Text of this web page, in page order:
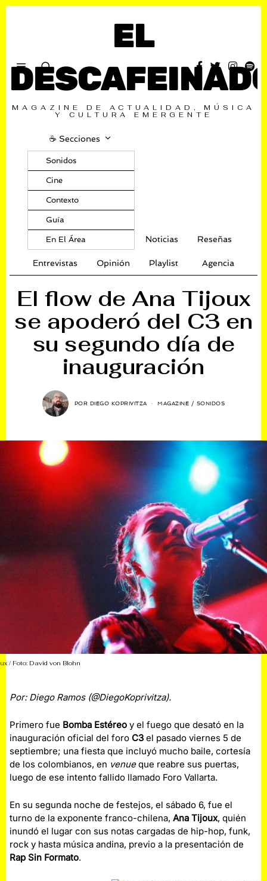
EL
MAGAZINE DE ACTUALIDAD, MÚSICA
Y CULTURA EMERGENTE
☕️ Secciones
Sonidos
Cine
Contexto
Guía
En El Área Noticias Reseñas
Entrevistas Opinión Playlist Agencia
El flow de Ana Tijoux
se apoderó del C3 en
su segundo día de
inauguración
POR DIEGO KOPRIVITZA MAGAZINE / SONIDOS
/ Foto: David von Blohn
Por: Diego Ramos (@DiegoKoprivitza).
Primero fue Bomba Estéreo y el fuego que desató en la
inauguración oficial del foro C3 el pasado viernes 5 de
septiembre; una fiesta que incluyó mucho baile, cortesía
de los colombianos, en venueque reabre sus puertas,
luego de ese intento fallido llamado Foro Vallarta.
En su segunda noche de festejos, el sábado 6, fue el
turno de la exponente franco-chilena,Ana Tijoux, quién
inundó el lugar con sus notas cargadas de hip-hop, funk,
rock y hasta música andina, previo a la presentación de
Rap Sin Formato.